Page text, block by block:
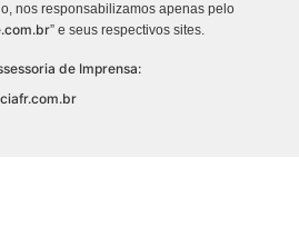
nos responsabilizamos apenas pelo
” e seus respectivos sites.
de Imprensa: